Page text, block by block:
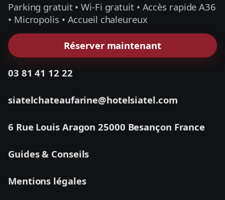
Parking gratuit • Wi‑Fi gratuit • Accès rapide A36
• Micropolis • Accueil chaleureux
Réserver maintenant
03 81 41 12 22
siatelchateaufarine@hotelsiatel.com
6 Rue Louis Aragon 25000 Besançon France
Guides & Conseils
Mentions légales